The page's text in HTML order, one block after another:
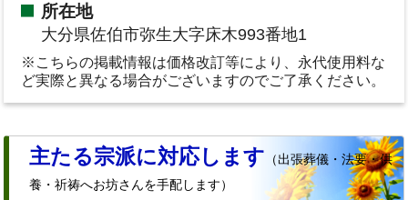
所在地
大分県佐伯市弥生大字床木993番地1
※こちらの掲載情報は価格改訂等により、永代使用料な
ど実際と異なる場合がございますのでご了承ください。
主たる宗派に対応します （出張葬儀・法要・供
養・祈祷へお坊さんを手配します）